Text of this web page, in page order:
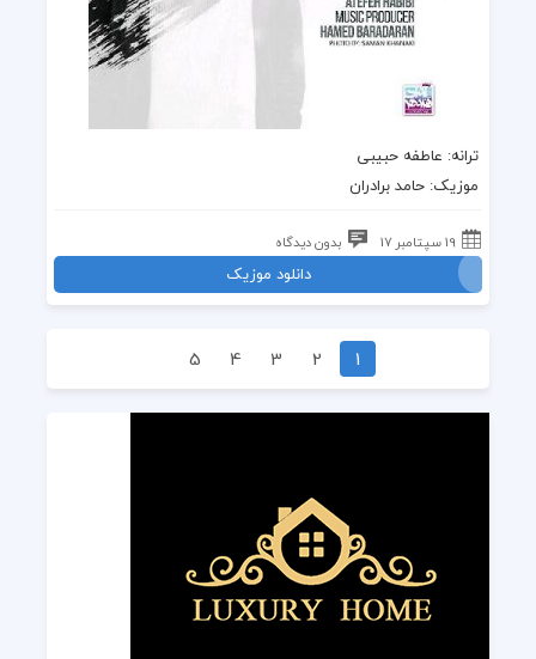
ترانه: عاطفه حبیبی
موزیک:حامد برادران
19 سپتامبر 17 بدون دیدگاه
دانلود موزیک
1
2
3
4
5